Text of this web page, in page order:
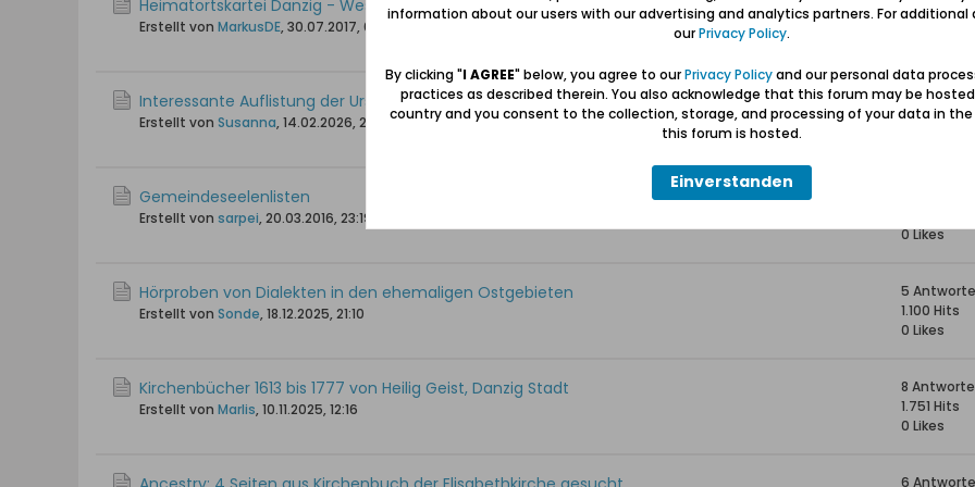
Heimatortskartei Danzig - Westpreußen 1939 - 1963
Erstellt von MarkusDE, 30.07.2017, 08:13
136
101.160 Hits
Interessante Auflistung der Ursprünge von Familiennamen um Danzig herum
Erstellt von Susanna, 14.02.2026, 20:24
3
181 Hits
Gemeindeseelenlisten
Erstellt von sarpei, 20.03.2016, 23:19
0 Likes
Hörproben von Dialekten in den ehemaligen Ostgebieten
Erstellt von Sonde, 18.12.2025, 21:10
5
1.100 Hits
0 Likes
Kirchenbücher 1613 bis 1777 von Heilig Geist, Danzig Stadt
Erstellt von Marlis, 10.11.2025, 12:16
8
1.751 Hits
0 Likes
6
information about our users with our advertising and analytics partners. For additional
ourPrivacy Policy.
By clicking "I AGREE" below, you agree to ourPrivacy Policyand our personal data
practices as described therein. You also acknowledge that this forum may be
country and you consent to the collection, storage, and processing of your data in
this forum is hosted.
Einverstanden